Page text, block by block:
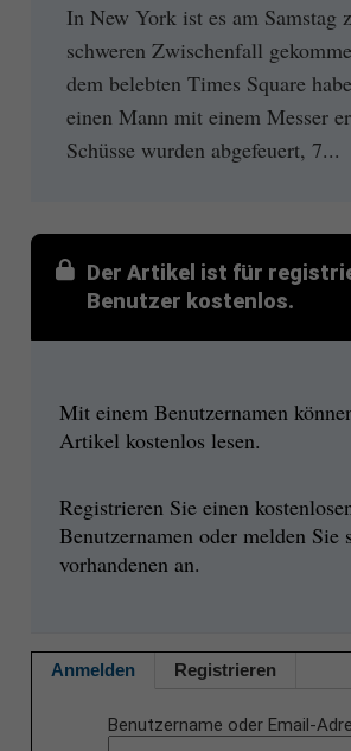
In New York ist es am Samstag
schweren Zwischenfall
dem belebten Times Square
einen Mann mit einem Messer
Schüsse wurden abgefeuert, 7...
Der Artikel ist für
Benutzer kostenlos.
Mit einem Benutzernamen
Artikel kostenlos lesen.
Registrieren Sie einen
Benutzernamen oder melden Sie
vorhandenen an.
Anmelden Registrieren
Benutzername oder Email-